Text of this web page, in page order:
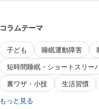
コラムテーマ
子ども 睡眠運動障害
短時間睡眠・ショートスリー
裏ワザ・小技
生活習慣
もっと見る